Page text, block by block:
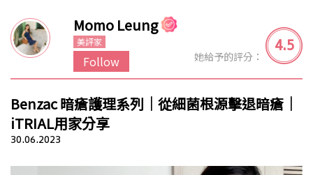
Momo Leung
美評家
Follow 她給予的評分： 4.5
Benzac 暗瘡護理系列｜從細菌根源擊退暗瘡｜
iTRIAL用家分享
30.06.2023